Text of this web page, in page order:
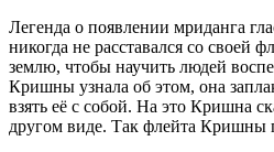
Легенда о появлении мриданга
никогда не расставался со своей
землю, чтобы научить людей
Кришны узнала об этом, она
взять её с собой. На это Кришна
другом виде. Так флейта Кришны